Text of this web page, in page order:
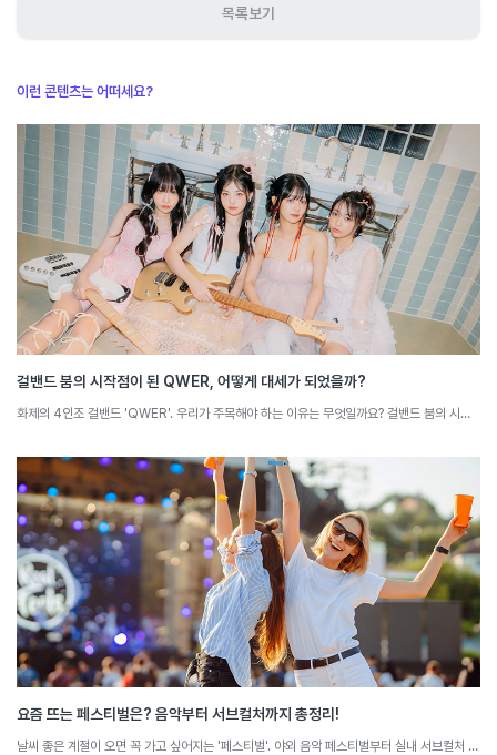
목록보기
이런 콘텐츠는 어떠세요?
걸밴드 붐의 시작점이 된 QWER, 어떻게 대세가 되었을까?
화제의 4인조 걸밴드 'QWER'. 우리가 주목해야 하는 이유는 무엇일까요? 걸밴드 붐의 시작점이 된 QWER의 특징을 소셜 빅데이터로 분석해 봅니다.
요즘 뜨는 페스티벌은? 음악부터 서브컬처까지 총정리!
날씨 좋은 계절이 오면 꼭 가고 싶어지는 '페스티벌'. 야외 음악 페스티벌부터 실내 서브컬처 페스티벌까지, 행사마다 가진 속성들이 존재합니다. 요즘 뜨는 페스티벌과 그 특징을 소셜 빅데이터로 분석해 봅니다.